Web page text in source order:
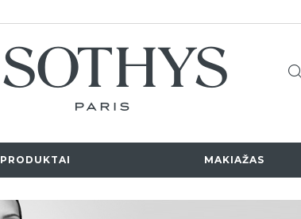
PRODUKTAI MAKIAŽAS